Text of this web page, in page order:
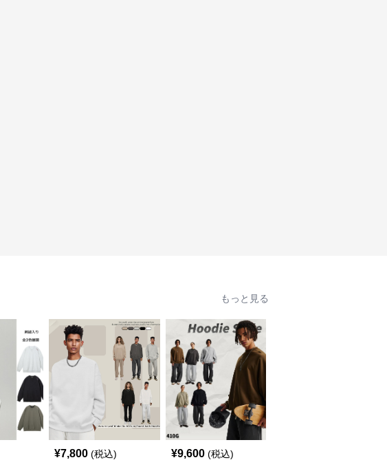
もっと見る
¥7,800 (税込) ¥9,600 (税込)